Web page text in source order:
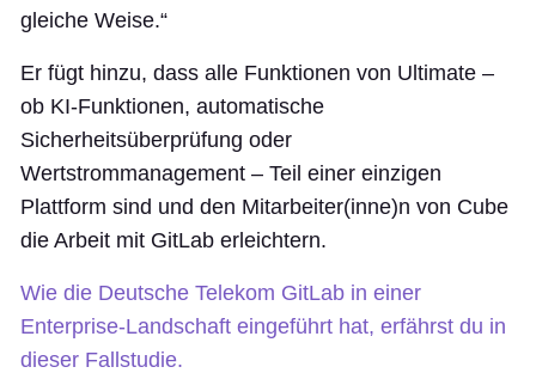
gleiche Weise.“
Er fügt hinzu, dass alle Funktionen von Ultimate –
ob KI-Funktionen, automatische
Sicherheitsüberprüfung oder
Wertstrommanagement – Teil einer einzigen
Plattform sind und den Mitarbeiter(inne)n von Cube
die Arbeit mit GitLab erleichtern.
Wie die Deutsche Telekom GitLab in einer
Enterprise-Landschaft eingeführt hat, erfährst du in
dieser Fallstudie.